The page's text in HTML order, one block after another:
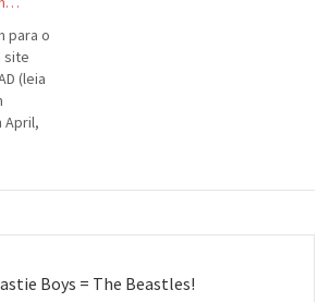
don't
for
para o
site
(leia
April,
Boys = The Beastles!